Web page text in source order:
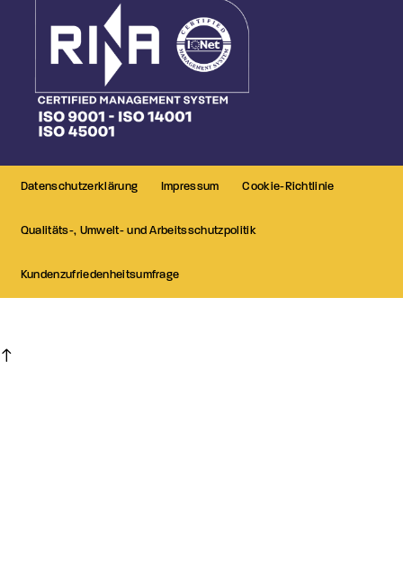
Datenschutzerklärung Impressum Cookie-Richtlinie
Qualitäts-, Umwelt- und Arbeitsschutzpolitik
Kundenzufriedenheitsumfrage